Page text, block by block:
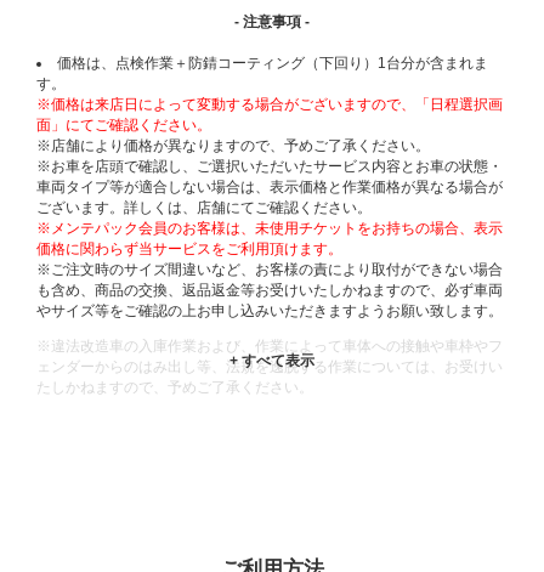
- 注意事項 -
価格は、点検作業＋防錆コーティング（下回り）1台分が含まれま
す。
※価格は来店日によって変動する場合がございますので、「日程選択画
面」にてご確認ください。
※店舗により価格が異なりますので、予めご了承ください。
※お車を店頭で確認し、ご選択いただいたサービス内容とお車の状態・
車両タイプ等が適合しない場合は、表示価格と作業価格が異なる場合が
ございます。詳しくは、店舗にてご確認ください。
※メンテパック会員のお客様は、未使用チケットをお持ちの場合、表示
価格に関わらず当サービスをご利用頂けます。
※ご注文時のサイズ間違いなど、お客様の責により取付ができない場合
も含め、商品の交換、返品返金等お受けいたしかねますので、必ず車両
やサイズ等をご確認の上お申し込みいただきますようお願い致します。
※違法改造車の入庫作業および、作業によって車体への接触や車枠やフ
ェンダーからのはみ出し等、法規を逸脱する作業については、お受けい
たしかねますので、予めご了承ください。